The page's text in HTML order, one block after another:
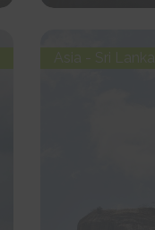
Asia - Sri Lanka